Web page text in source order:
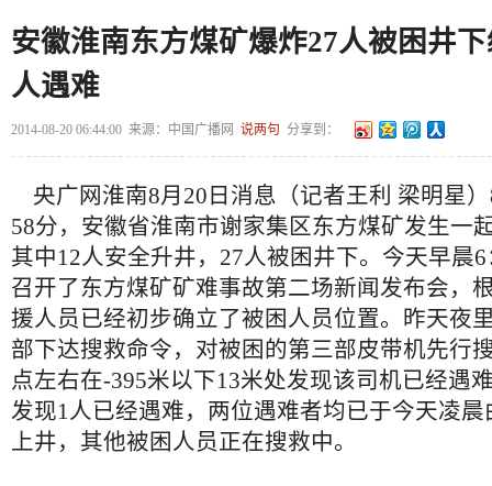
安徽淮南东方煤矿爆炸27人被困井
人遇难
2014-08-20 06:44:00 来源： 中国广播网 说两句 分享到：
央广网淮南8月20日消息（记者王利 梁明星
58分，安徽省淮南市谢家集区东方煤矿发生一
其中12人安全升井，27人被困井下。今天早晨
召开了东方煤矿矿难事故第二场新闻发布会，
援人员已经初步确立了被困人员位置。昨天夜
部下达搜救命令，对被困的第三部皮带机先行
点左右在-395米以下13米处发现该司机已经遇
发现1人已经遇难，两位遇难者均已于今天凌
上井，其他被困人员正在搜救中。